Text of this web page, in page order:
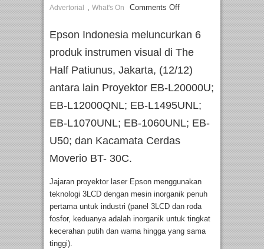
Advertorial
, What's On Comments Off
Epson Indonesia meluncurkan 6
produk instrumen visual di The
Half Patiunus, Jakarta, (12/12)
antara lain Proyektor EB-L20000U;
EB-L12000QNL; EB-L1495UNL;
EB-L1070UNL; EB-1060UNL; EB-
U50; dan Kacamata Cerdas
Moverio BT- 30C.
Jajaran proyektor laser Epson menggunakan
teknologi 3LCD dengan mesin inorganik penuh
pertama untuk industri (panel 3LCD dan roda
fosfor, keduanya adalah inorganik untuk tingkat
kecerahan putih dan warna hingga yang sama
tinggi).